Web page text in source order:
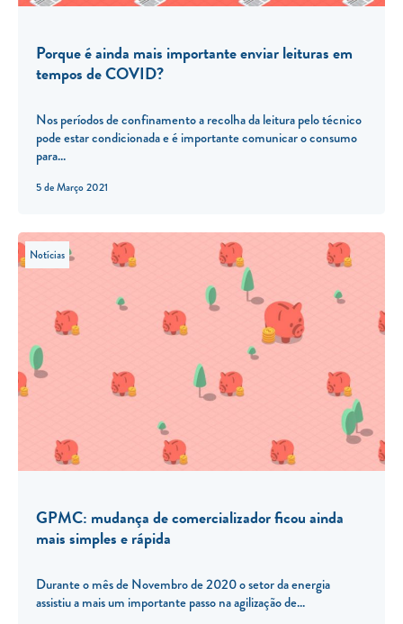
5 de Março 2021
Porque é ainda mais importante enviar leituras em
tempos de COVID?
Nos períodos de confinamento a recolha da leitura pelo técnico
pode estar condicionada e é importante comunicar o consumo
para...
Notícias
GPMC: mudança de comercializador ficou ainda
mais simples e rápida
Durante o mês de Novembro de 2020 o setor da energia
assistiu a mais um importante passo na agilização de...